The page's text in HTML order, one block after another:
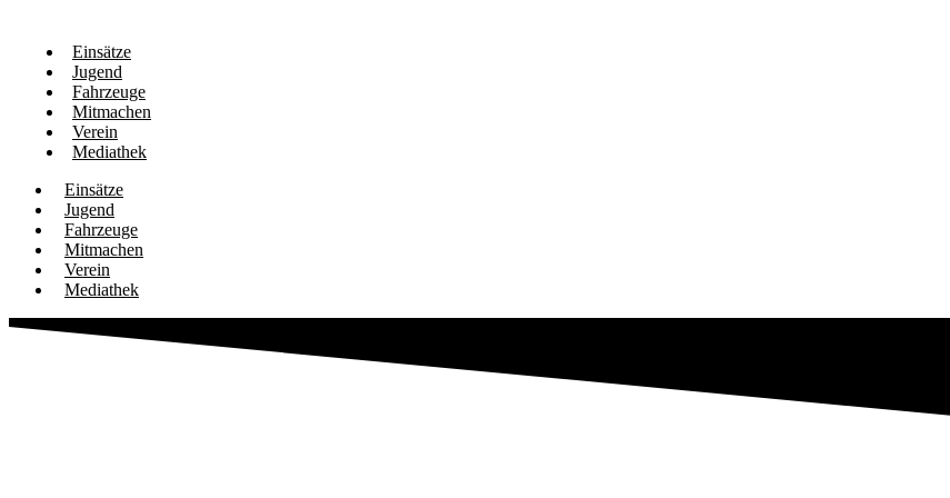
Einsätze
Jugend
Fahrzeuge
Mitmachen
Verein
Mediathek
Einsätze
Jugend
Fahrzeuge
Mitmachen
Verein
Mediathek